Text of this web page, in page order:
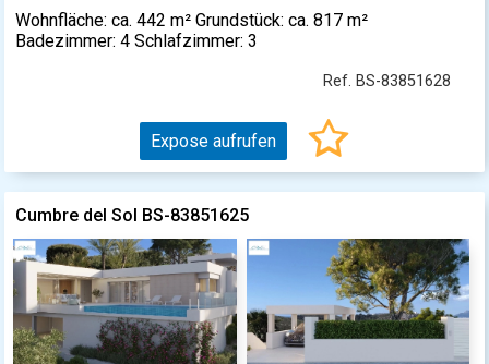
Wohnfläche: ca. 442 m² Grundstück: ca. 817 m²
Badezimmer: 4 Schlafzimmer: 3
Ref. BS-83851628
Expose aufrufen
Cumbre del Sol BS-83851625